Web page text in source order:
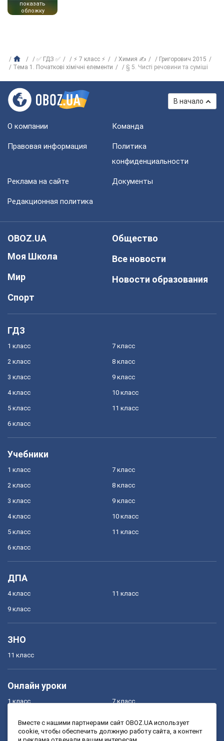
показать
обложку
✅ ГДЗ ✅ ⚡ 7 класс ⚡ Химия ✍
Григорович 2015
Тема 1. Початкові хімічні елементи
§ 5. Чисті речовини та суміші
В начало
О компании Команда
Правовая информация
Политика
конфиденциальности
Реклама на сайте Документы
Редакционная политика
OBOZ.UA
Моя Школа
Мир
Спорт
Общество
Все новости
Новости образования
ГДЗ
1 класс
2 класс
3 класс
4 класс
5 класс
6 класс
7 класс
8 класс
9 класс
10 класс
11 класс
Учебники
1 класс
2 класс
3 класс
4 класс
5 класс
6 класс
7 класс
8 класс
9 класс
10 класс
11 класс
ДПА
4 класс
9 класс
11 класс
ЗНО
11 класс
Онлайн уроки
1 класс
3 класс
7 класс
9 класс
Вместе с нашими партнерами сайт OBOZ.UA использует
cookie, чтобы обеспечить должную работу сайта, а контент